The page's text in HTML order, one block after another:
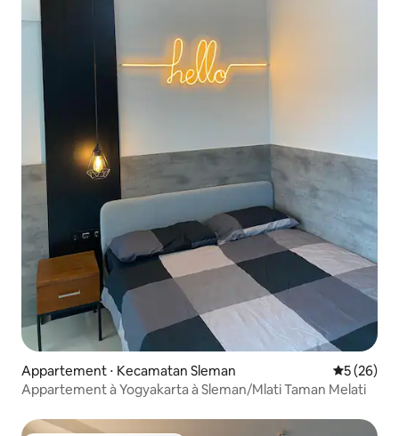
Appartement ⋅ Kecamatan Sleman
5 (26)
Appartement à Yogyakarta à Sleman/Mlati Taman Melati